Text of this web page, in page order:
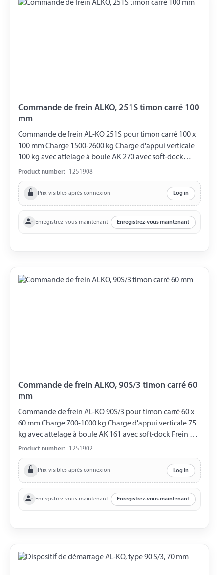
Commande de frein ALKO, 251S timon carré 100
mm
Commande de frein AL-KO 251S pour timon carré 100 x
100 mm Charge 1500-2600 kg Charge d'appui verticale
100 kg avec attelage à boule AK 270 avec soft-dock
Frein de roue 1637, 2051 avec support de roue jockey
Product number: 1251908
Prix visibles après connexion Log in
Enregistrez-vous maintenant Enregistrez-vous maintenant
Commande de frein ALKO, 90S/3 timon carré 60
mm
Commande de frein AL-KO 90S/3 pour timon carré 60 x
60 mm Charge 700-1000 kg Charge d'appui verticale 75
kg avec attelage à boule AK 161 avec soft-dock Frein de
roue 1637, 2051
Product number: 1251902
Prix visibles après connexion Log in
Enregistrez-vous maintenant Enregistrez-vous maintenant